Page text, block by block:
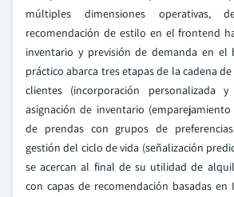
múltiples dimensiones operativas,
recomendación de estilo en el frontend
inventario y previsión de demanda en el
práctico abarca tres etapas de la cadena
clientes (incorporación personalizada
asignación de inventario
de prendas con grupos de
gestión del ciclo de vida (señalización
se acercan al final de su utilidad de
con capas de recomendación basadas